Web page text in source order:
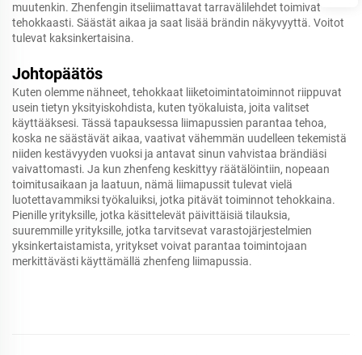
muutenkin. Zhenfengin itseliimattavat tarravälilehdet toimivat
tehokkaasti. Säästät aikaa ja saat lisää brändin näkyvyyttä. Voitot
tulevat kaksinkertaisina.
Johtopäätös
Kuten olemme nähneet, tehokkaat liiketoimintatoiminnot riippuvat
usein tietyn yksityiskohdista, kuten työkaluista, joita valitset
käyttääksesi. Tässä tapauksessa liimapussien parantaa tehoa,
koska ne säästävät aikaa, vaativat vähemmän uudelleen tekemistä
niiden kestävyyden vuoksi ja antavat sinun vahvistaa brändiäsi
vaivattomasti. Ja kun zhenfeng keskittyy räätälöintiin, nopeaan
toimitusaikaan ja laatuun, nämä liimapussit tulevat vielä
luotettavammiksi työkaluiksi, jotka pitävät toiminnot tehokkaina.
Pienille yrityksille, jotka käsittelevät päivittäisiä tilauksia,
suuremmille yrityksille, jotka tarvitsevat varastojärjestelmien
yksinkertaistamista, yritykset voivat parantaa toimintojaan
merkittävästi käyttämällä zhenfeng liimapussia.